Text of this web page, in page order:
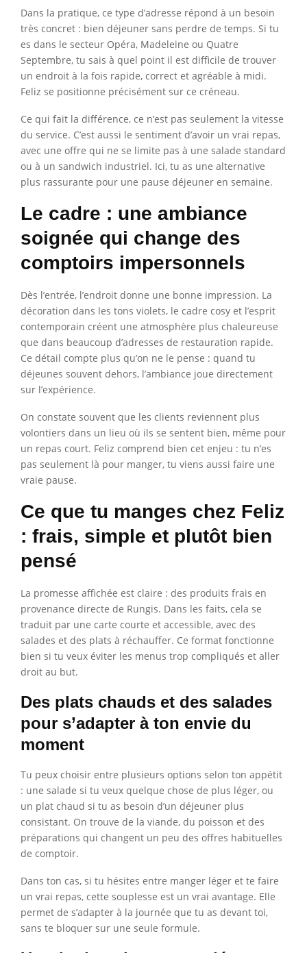
Dans la pratique, ce type d’adresse répond à un besoin
très concret : bien déjeuner sans perdre de temps. Si tu
es dans le secteur Opéra, Madeleine ou Quatre
Septembre, tu sais à quel point il est difficile de trouver
un endroit à la fois rapide, correct et agréable à midi.
Feliz se positionne précisément sur ce créneau.
Ce qui fait la différence, ce n’est pas seulement la vitesse
du service. C’est aussi le sentiment d’avoir un vrai repas,
avec une offre qui ne se limite pas à une salade standard
ou à un sandwich industriel. Ici, tu as une alternative
plus rassurante pour une pause déjeuner en semaine.
Le cadre : une ambiance
soignée qui change des
comptoirs impersonnels
Dès l’entrée, l’endroit donne une bonne impression. La
décoration dans les tons violets, le cadre cosy et l’esprit
contemporain créent une atmosphère plus chaleureuse
que dans beaucoup d’adresses de restauration rapide.
Ce détail compte plus qu’on ne le pense : quand tu
déjeunes souvent dehors, l’ambiance joue directement
sur l’expérience.
On constate souvent que les clients reviennent plus
volontiers dans un lieu où ils se sentent bien, même pour
un repas court. Feliz comprend bien cet enjeu : tu n’es
pas seulement là pour manger, tu viens aussi faire une
vraie pause.
Ce que tu manges chez Feliz
: frais, simple et plutôt bien
pensé
La promesse affichée est claire : des produits frais en
provenance directe de Rungis. Dans les faits, cela se
traduit par une carte courte et accessible, avec des
salades et des plats à réchauffer. Ce format fonctionne
bien si tu veux éviter les menus trop compliqués et aller
droit au but.
Des plats chauds et des salades
pour s’adapter à ton envie du
moment
Tu peux choisir entre plusieurs options selon ton appétit
: une salade si tu veux quelque chose de plus léger, ou
un plat chaud si tu as besoin d’un déjeuner plus
consistant. On trouve de la viande, du poisson et des
préparations qui changent un peu des offres habituelles
de comptoir.
Dans ton cas, si tu hésites entre manger léger et te faire
un vrai repas, cette souplesse est un vrai avantage. Elle
permet de s’adapter à la journée que tu as devant toi,
sans te bloquer sur une seule formule.